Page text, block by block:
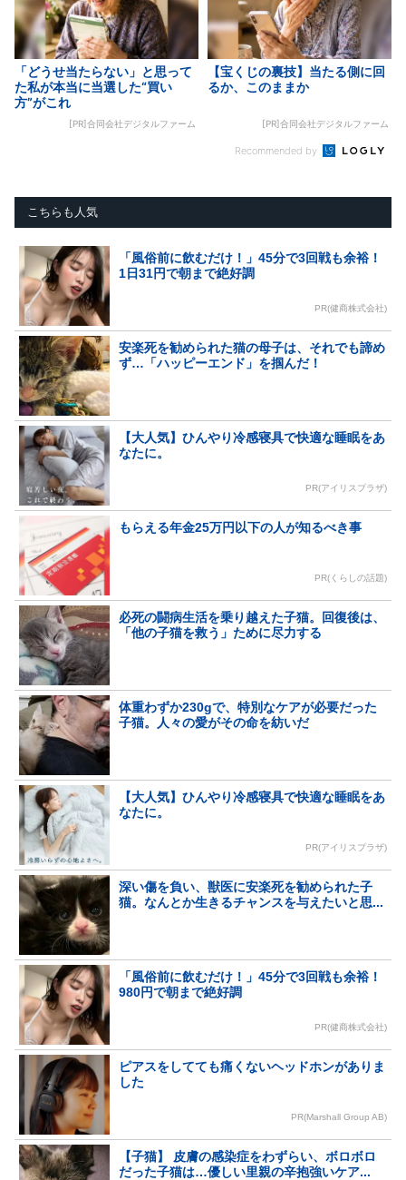
「どうせ当たらない」と思って
た私が本当に当選した“買い
方”がこれ
[PR]合同会社デジタルファーム
【宝くじの裏技】当たる側に回
るか、このままか
[PR]合同会社デジタルファーム
Recommended by
こちらも人気
「風俗前に飲むだけ！」45分で3回戦も余裕！
1日31円で朝まで絶好調
PR(健商株式会社)
安楽死を勧められた猫の母子は、それでも諦め
ず…「ハッピーエンド」を掴んだ！
【大人気】ひんやり冷感寝具で快適な睡眠をあ
なたに。
PR(アイリスプラザ)
もらえる年金25万円以下の人が知るべき事
PR(くらしの話題)
必死の闘病生活を乗り越えた子猫。回復後は、
「他の子猫を救う」ために尽力する
体重わずか230gで、特別なケアが必要だった
子猫。人々の愛がその命を紡いだ
【大人気】ひんやり冷感寝具で快適な睡眠をあ
なたに。
PR(アイリスプラザ)
深い傷を負い、獣医に安楽死を勧められた子
猫。なんとか生きるチャンスを与えたいと思...
「風俗前に飲むだけ！」45分で3回戦も余裕！
980円で朝まで絶好調
PR(健商株式会社)
ピアスをしてても痛くないヘッドホンがありま
した
PR(Marshall Group AB)
【子猫】 皮膚の感染症をわずらい、ボロボロ
だった子猫は…優しい里親の辛抱強いケア...